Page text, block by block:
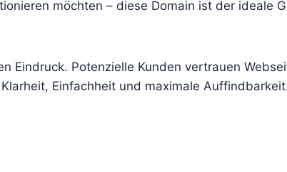
möchten – diese Domain ist der ideale
Eindruck. Potenzielle Kunden vertrauen
Einfachheit und maximale